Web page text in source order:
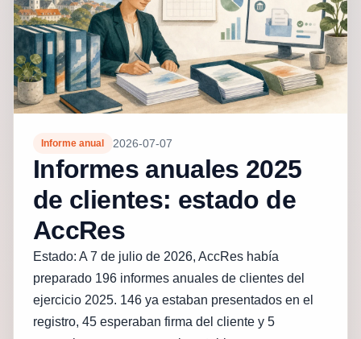
Informe anual 2026-07-07
Informes anuales 2025
de clientes: estado de
AccRes
Estado: A 7 de julio de 2026, AccRes había
preparado 196 informes anuales de clientes del
ejercicio 2025. 146 ya estaban presentados en el
registro, 45 esperaban firma del cliente y 5